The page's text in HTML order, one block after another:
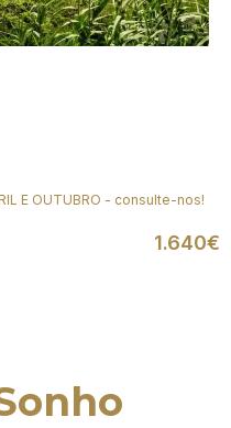
E OUTUBRO - consulte-nos!
1.640€